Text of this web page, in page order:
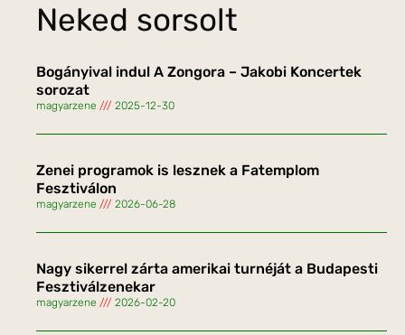
Neked sorsolt
Bogányival indul A Zongora – Jakobi Koncertek
sorozat
magyarzene 2025-12-30
Zenei programok is lesznek a Fatemplom
Fesztiválon
magyarzene 2026-06-28
Nagy sikerrel zárta amerikai turnéját a Budapesti
Fesztiválzenekar
magyarzene 2026-02-20